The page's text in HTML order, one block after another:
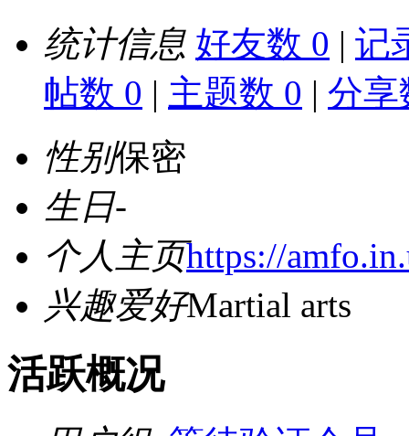
统计信息 好友数 0 | 记
帖数 0 | 主题数 0 | 分享
性别保密
生日-
个人主页https://
兴趣爱好Martial arts
活跃概况